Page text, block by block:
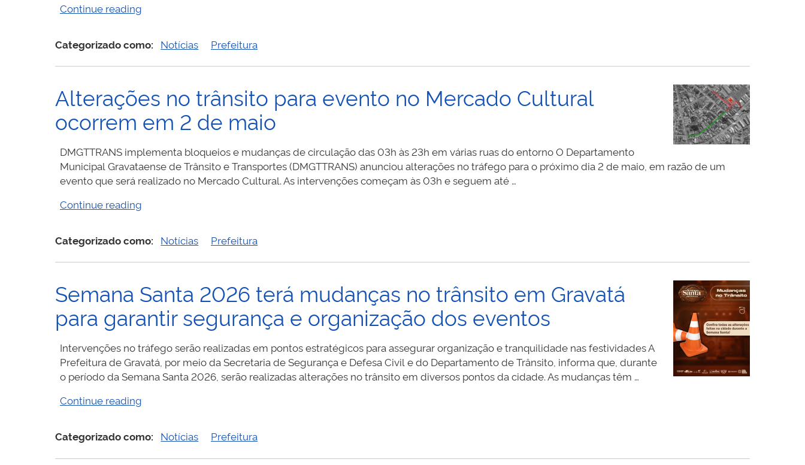
Continue reading
corrida
do
Circuito
Esportivo
“Nós
o
Trânsito”
em
Categorizado como: Notícias Prefeitura
Alterações no trânsito para evento no Mercado Cultural
ocorrem em 2 de maio
DMGTTRANS implementa bloqueios e mudanças de circulação das 03h às 23h em várias ruas do entorno O Departamento
Municipal Gravataense de Trânsito e Transportes (DMGTTRANS) anunciou alterações no tráfego para o próximo dia 2 de maio, em razão de um
evento que será realizado no Mercado Cultural. As intervenções começam às 03h e seguem até …
Continue reading
para
evento
Mercado
Cultural
ocorrem
2
de
maio”
Categorizado como: Notícias Prefeitura
Semana Santa 2026 terá mudanças no trânsito em Gravatá
para garantir segurança e organização dos eventos
Intervenções no tráfego serão realizadas em pontos estratégicos para assegurar organização e tranquilidade nas festividades A
Prefeitura de Gravatá, por meio da Secretaria de Segurança e Defesa Civil e do Departamento de Trânsito, informa que, durante
o período da Semana Santa 2026, serão realizadas alterações no trânsito em diversos pontos da cidade. As mudanças têm …
Continue reading
terá
mudanças
Categorizado como: Notícias Prefeitura